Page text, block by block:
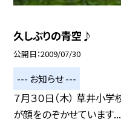
久しぶりの青空♪
公開日 2009/07/30
--- お知らせ ---
７月３０日（木） 草井小
が顔をのぞかせています...